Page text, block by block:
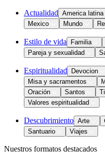
Actualidad America latina
Mexico
Mundo
Estilo de vida Familia
Pareja y sexualidad
Espiritualidad Devocion
Misa y sacramentos
Oración
Santos
Valores espiritualidad
Descubrimiento Arte
Santuario
Viajes
Nuestros formatos destacados